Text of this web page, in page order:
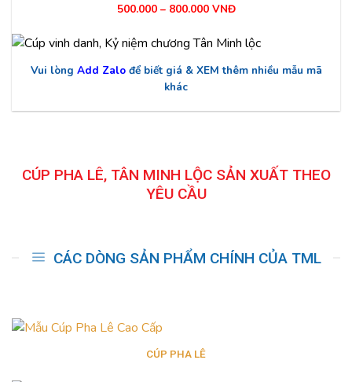
500.000 – 800.000 VNĐ
Vui lòng Add Zalo để biết giá & XEM thêm nhiều mẫu mã
khác
CÚP PHA LÊ, TÂN MINH LỘC SẢN XUẤT THEO
YÊU CẦU
CÁC DÒNG SẢN PHẨM CHÍNH CỦA TML
CÚP PHA LÊ